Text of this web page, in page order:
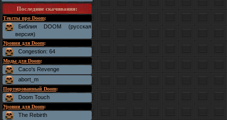
Последние скачивания:
Тексты про Doom:
Библия DOOM (русская
версия)
Уровни для Doom:
Congestion: 64
Моды для Doom:
Caco's Revenge
abort_m
Портированный Doom:
Doom Touch
Уровни для Doom:
The Rebirth